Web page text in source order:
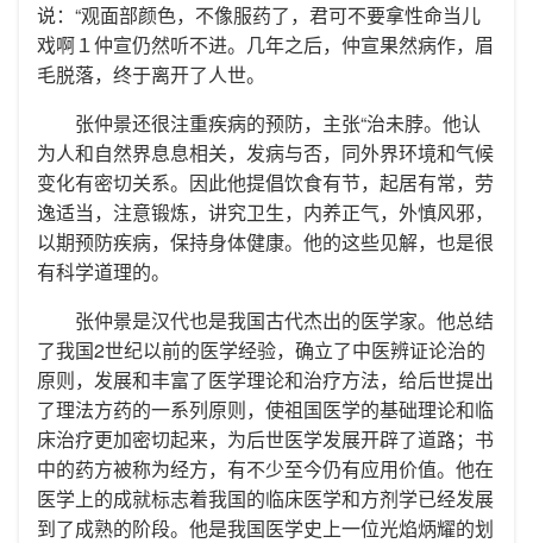
说：“观面部颜色，不像服药了，君可不要拿性命当儿
戏啊１仲宣仍然听不进。几年之后，仲宣果然病作，眉
毛脱落，终于离开了人世。
张仲景还很注重疾病的预防，主张“治未脖。他认
为人和自然界息息相关，发病与否，同外界环境和气候
变化有密切关系。因此他提倡饮食有节，起居有常，劳
逸适当，注意锻炼，讲究卫生，内养正气，外慎风邪，
以期预防疾病，保持身体健康。他的这些见解，也是很
有科学道理的。
张仲景是汉代也是我国古代杰出的医学家。他总结
了我国2世纪以前的医学经验，确立了中医辨证论治的
原则，发展和丰富了医学理论和治疗方法，给后世提出
了理法方药的一系列原则，使祖国医学的基础理论和临
床治疗更加密切起来，为后世医学发展开辟了道路；书
中的药方被称为经方，有不少至今仍有应用价值。他在
医学上的成就标志着我国的临床医学和方剂学已经发展
到了成熟的阶段。他是我国医学史上一位光焰炳耀的划